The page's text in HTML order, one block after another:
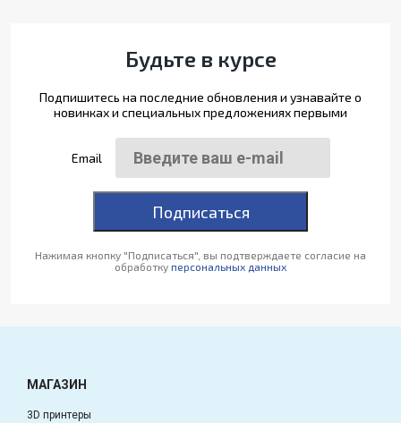
Будьте в курсе
Подпишитесь на последние обновления и узнавайте о
новинках и специальных предложениях первыми
Email
Подписаться
Нажимая кнопку "Подписаться", вы подтверждаете согласие на
обработку персональных данных
МАГАЗИН
3D принтеры